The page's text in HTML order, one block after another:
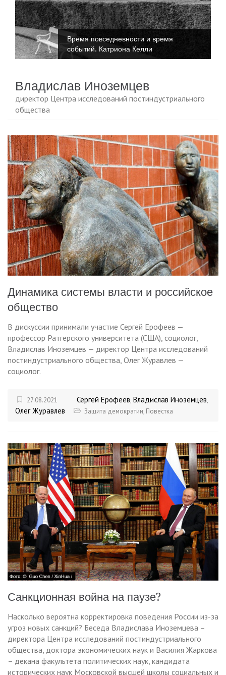
Время повседневности и время
событий. Катриона Келли
Владислав Иноземцев
директор Центра исследований постиндустриального
общества
Динамика системы власти и российское
общество
В дискуссии принимали участие Сергей Ерофеев —
профессор Ратгерского университета (США), социолог,
Владислав Иноземцев — директор Центра исследований
постиндустриального общества, Олег Журавлев —
социолог.
27.08.2021 Сергей Ерофеев, Владислав Иноземцев,
Олег Журавлев Защита демократии, Повестка
Санкционная война на паузе?
Насколько вероятна корректировка поведения России из-за
угроз новых санкций? Беседа Владислава Иноземцева –
директора Центра исследований постиндустриального
общества, доктора экономических наук и Василия Жаркова
– декана факультета политических наук, кандидата
исторических наук Московской высшей школы социальных и